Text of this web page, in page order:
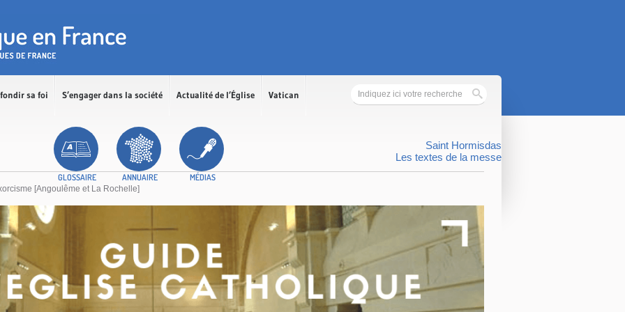
sa foi S’engager dans la société Actualité de l’Église Vatican
GLOSSAIRE ANNUAIRE MÉDIAS
Saint Hormisdas
Les textes de la messe
[Angoulême et La Rochelle]